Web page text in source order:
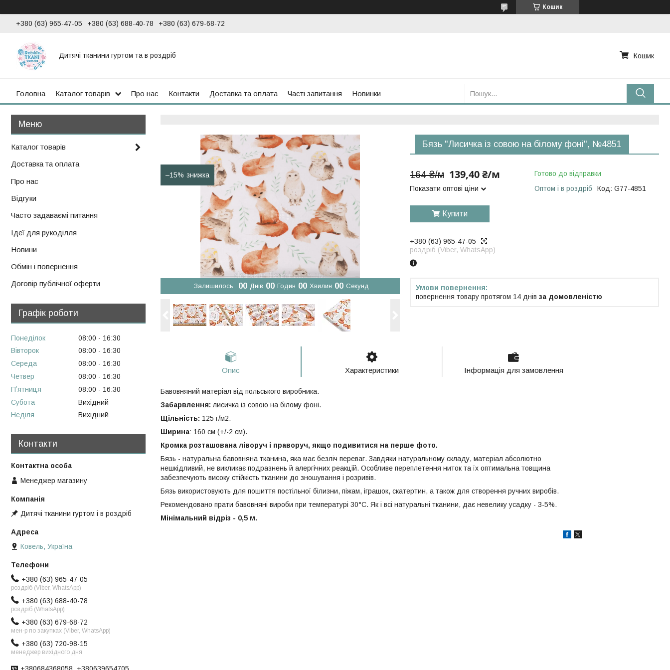
Кошик
+380 (63) 965-47-05 +380 (63) 688-40-78 +380 (63) 679-68-72
Дитячі тканини гуртом та в роздріб Кошик
Головна Каталог товарів Про нас Контакти Доставка та оплата Часті запитання Новинки
–15%
Залишилось 00 Днів 00 Годин 00 Хвилин 00 Секунд
Бязь "Лисичка із совою на білому фоні", №4851
164 ₴/м 139,40 ₴/м
Показати оптові ціни
Готово до відправки
Оптом і в роздріб
Код: G77-4851
Купити
+380 (63) 965-47-05
роздріб (Viber, WhatsApp)
повернення товару протягом 14 днів за домовленістю
Опис Характеристики Інформація для замовлення
Бавовняний матеріал від польського виробника.
Забарвлення: лисичка із совою на білому фоні.
Щільність: 125 г/м2.
Ширина: 160 см (+/-2 см).
Кромка розташована ліворуч і праворуч, якщо подивитися на перше фото.
Бязь - натуральна бавовняна тканина, яка має безліч переваг. Завдяки натуральному складу, матеріал абсолютно
нешкідливий, не викликає подразнень й алергічних реакцій. Особливе переплетення ниток та їх оптимальна товщина
забезпечують високу стійкість тканини до зношування і розривів.
Бязь використовують для пошиття постільної білизни, піжам, іграшок, скатертин, а також для створення ручних виробів.
Рекомендовано прати бавовняні вироби при температурі 30°С. Як і всі натуральні тканини, дає невелику усадку - 3-5%.
Мінімальний відріз - 0,5 м.
Каталог товарів
Доставка та оплата
Про нас
Відгуки
Часто задаваємі питання
Ідеї для рукоділля
Новини
Обмін і повернення
Договір публічної оферти
Графік роботи
Понеділок 08:00
16:30
Вівторок
08:00
16:30
Середа
08:00
16:30
Четвер
08:00
16:30
Пʼятниця
08:00
16:30
Субота
Вихідний
Неділя
Вихідний
Контакти
Менеджер магазину
Дитячі тканини гуртом і в роздріб
Ковель, Україна
+380 (63) 965-47-05
роздріб (Viber, WhatsApp)
+380 (63) 688-40-78
роздріб (WhatsApp)
+380 (63) 679-68-72
мен-р по закупках (Viber, WhatsApp)
+380 (63) 720-98-15
менеджер вихідного дня